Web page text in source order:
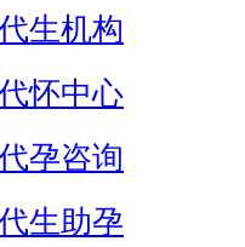
生机构
怀中心
孕咨询
生助孕